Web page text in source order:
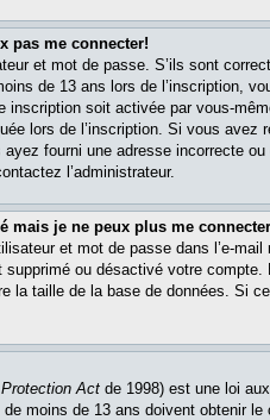
pas me connecter!
et mot de passe. S’ils sont
de 13 ans lors de l’inscription,
soit activée par vous-
lors de l’inscription. Si vous
fourni une adresse incorrecte
l’administrateur.
mais je ne peux plus me
et mot de passe dans l’e-
supprimé ou désactivé votre
la taille de la base de données. Si
Act de 1998) est une loi
moins de 13 ans doivent obtenir le